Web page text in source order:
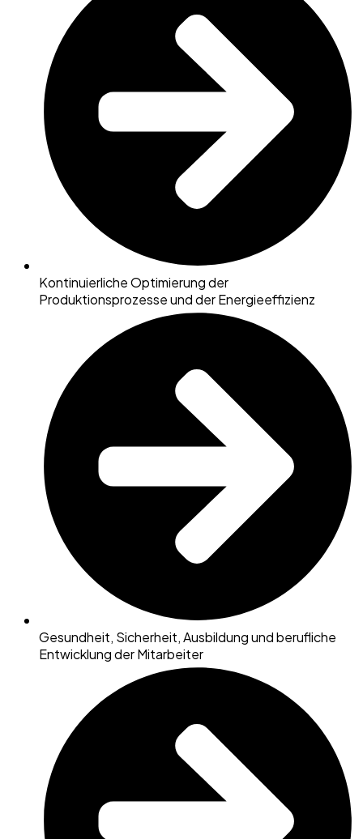
Kontinuierliche Optimierung der
Produktionsprozesse und der Energieeffizienz
Gesundheit, Sicherheit, Ausbildung und berufliche
Entwicklung der Mitarbeiter